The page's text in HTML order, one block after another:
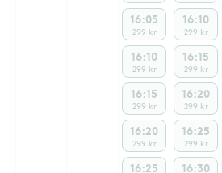
16:05
299 kr
16:10
299 kr
16:15
299 kr
16:20
299 kr
16:25
16:10
299 kr
16:15
299 kr
16:20
299 kr
16:25
299 kr
16:30